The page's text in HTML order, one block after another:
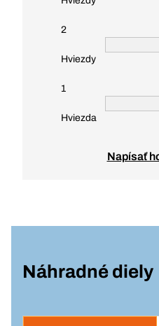
2
Hviezdy
1
Hviezda
Napísať
Náhradné diely